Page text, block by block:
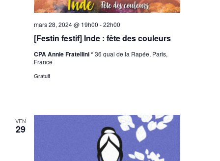
[Festin festif] Inde : fête des couleurs
mars 28, 2024 @ 19h00 -22h00
CPA Annie Fratellini *36 quai de la Rapée, Paris,
France
Gratuit
VEN
29